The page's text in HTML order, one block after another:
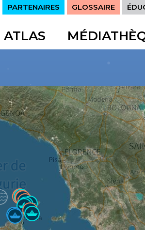
PARTENAIRES GLOSSAIRE
ATLAS